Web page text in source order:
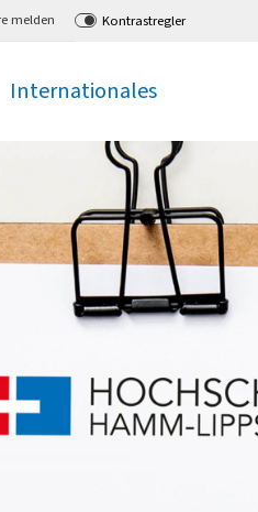
melden Kontrastregler
Internationales